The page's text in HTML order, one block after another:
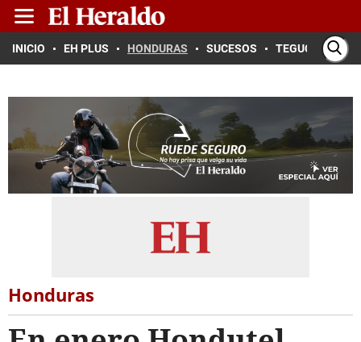
INICIO EH PLUS HONDURAS SUCESOS TEGUCIGALPA
Honduras